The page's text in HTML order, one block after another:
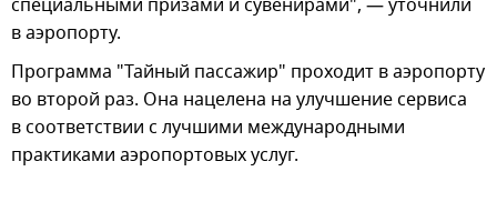
в аэропорту.
Программа "Тайный пассажир" проходит в аэропорту
во второй раз. Она нацелена на улучшение сервиса
в соответствии с лучшими международными
практиками аэропортовых услуг.